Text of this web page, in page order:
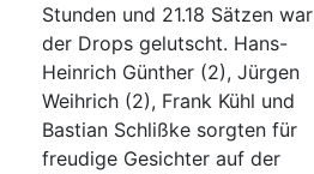
Stunden und 21.18 Sätzen war
der Drops gelutscht. Hans-
Heinrich Günther (2), Jürgen
Weihrich (2), Frank Kühl und
Bastian Schlißke sorgten für
freudige Gesichter auf der